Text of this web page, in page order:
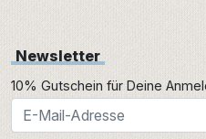
Newsletter
10% Gutschein für Deine